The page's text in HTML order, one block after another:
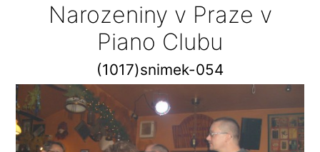
Narozeniny v Praze v
Piano Clubu
(1017)snimek-054